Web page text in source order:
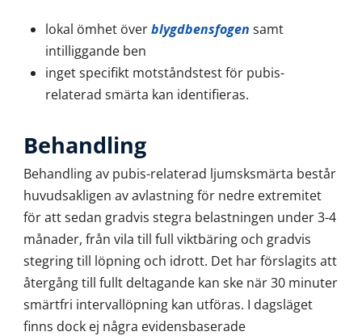
lokal ömhet överblygdbensfogen samt
intilliggande ben
inget specifikt motståndstest för pubis-
relaterad smärta kan identifieras.
Behandling
Behandling av pubis-relaterad ljumsksmärta består
huvudsakligen av avlastning för nedre extremitet
för att sedan gradvis stegra belastningen under 3-4
månader, från vila till full viktbäring och gradvis
stegring till löpning och idrott. Det har förslagits att
återgång till fullt deltagande kan ske när 30 minuter
smärtfri intervallöpning kan utföras. I dagsläget
finns dock ej några evidensbaserade